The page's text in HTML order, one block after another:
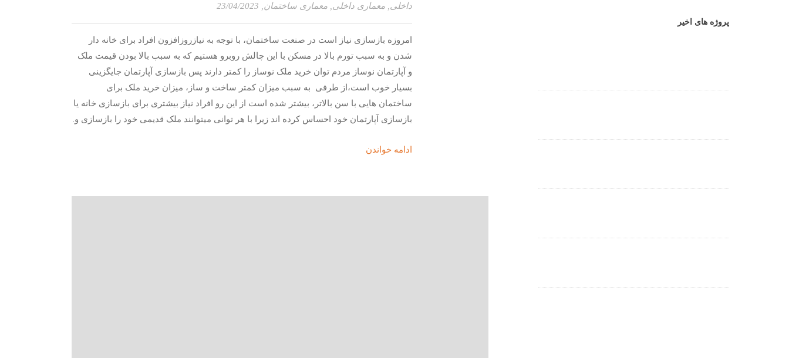
داخلی معماری داخلی معماری ساختمان
امروزه بازسازی نیاز است در صنعت ساختمان، با توجه به نیازروزافزون افراد برای خانه دار
شدن و به سبب تورم بالا در مسکن با این چالش روبرو هستیم که به سبب بالا بودن قیمت ملک
و آپارتمان نوساز مردم توان خرید ملک نوساز را کمتر دارند پس بازسازی آپارتمان جایگزینی
بسیار خوب است،از طرفی به سبب میزان کمتر ساخت و ساز، میزان خرید ملک برای
ساختمان هایی با سن بالاتر، بیشتر شده است از این رو افراد نیاز بیشتری برای بازسازی خانه یا
بازسازی آپارتمان خود احساس کرده اند زیرا با هر توانی میتوانند ملک قدیمی خود را بازسازی و.
ادامه خواندن
پروژه های اخیر